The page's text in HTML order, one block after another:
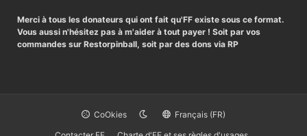
Merci à tous les donateurs qui ont fait qu'FF existe sous ce format.
Vous aussi n'hésitez pas à m'aider à tout payer ! Soit par vos
commandes sur Restorpinball, soit par des dons via RP
CoOkies
Français (FR)